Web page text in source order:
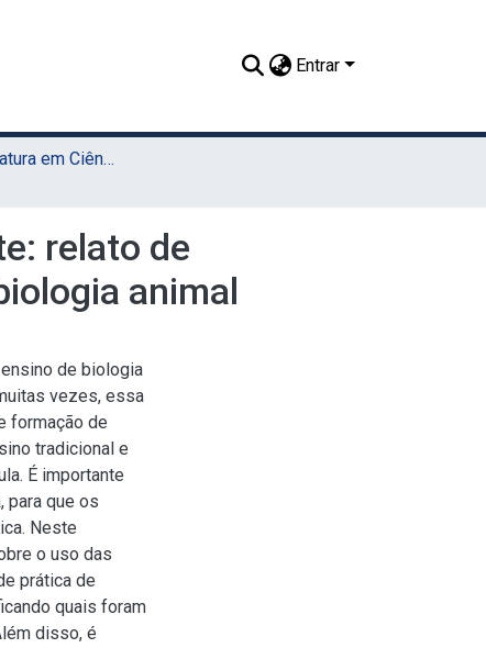
Entrar
TCC - Licenciatura em Ciências Biológicas (Sede)
relato de
animal
de biologia
vezes, essa
formação de
tradicional e
É importante
para que os
Neste
o uso das
prática de
quais foram
disso, é